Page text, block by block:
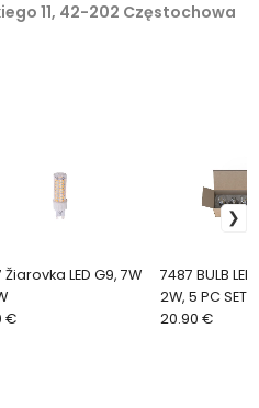
11, 42-202 Częstochowa
Žiarovka LED G9, 7W
€
7487 BULB
2W, 5 PC SET
20.90 €